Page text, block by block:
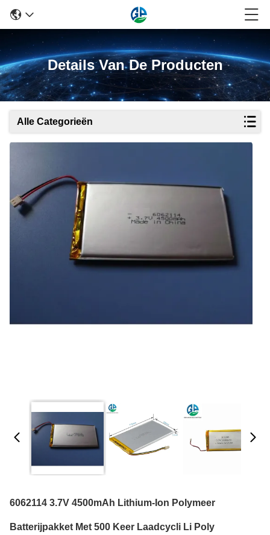
Details Van De Producten
Alle Categorieën
6062114 3.7V 4500mAh Lithium-Ion Polymeer
Batterijpakket Met 500 Keer Laadcycli Li Poly